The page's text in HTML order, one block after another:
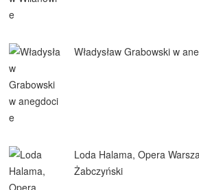
Władysław Grabowski w
Loda Halama, Opera
Żabczyński